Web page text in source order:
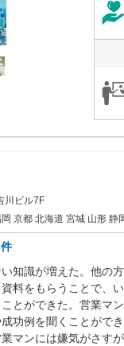
川ビル7F
京都 北海道 宮城 山形 静
知識が増えた。他の
料をもらうことで、
とができた。営業マ
功例を聞くことがで
マンには嫌気がさす